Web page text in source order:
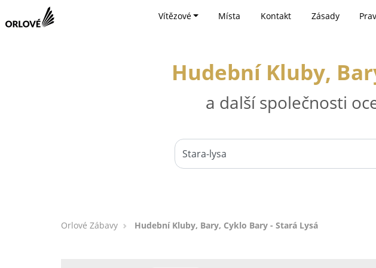
Vítězové Místa Kontakt Zásady
Hudební Kluby,
a další společnosti
Orlové Zábavy Hudební Kluby, Bary, Cyklo Bary - Stará Lysá